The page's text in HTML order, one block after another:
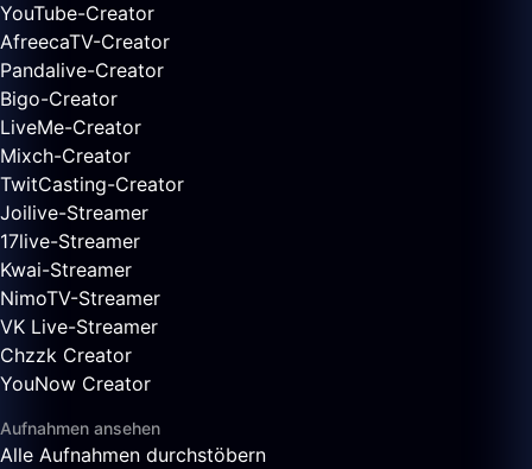
YouTube-Creator
AfreecaTV-Creator
Pandalive-Creator
Bigo-Creator
LiveMe-Creator
Mixch-Creator
TwitCasting-Creator
Joilive-Streamer
17live-Streamer
Kwai-Streamer
NimoTV-Streamer
VK Live-Streamer
Chzzk Creator
YouNow Creator
Aufnahmen ansehen
Alle Aufnahmen durchstöbern